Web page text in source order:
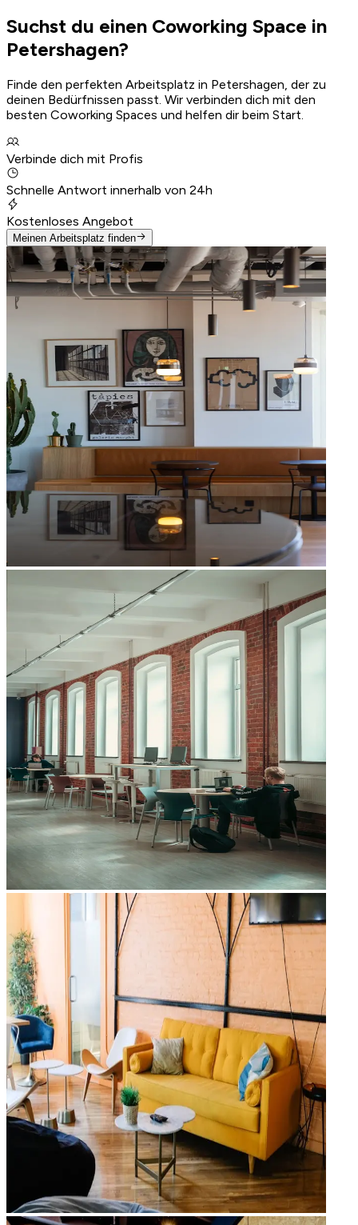
Suchst du einen Coworking Space in
Petershagen?
Finde den perfekten Arbeitsplatz in Petershagen, der zu
deinen Bedürfnissen passt. Wir verbinden dich mit den
besten Coworking Spaces und helfen dir beim Start.
Verbinde dich mit Profis
Schnelle Antwort innerhalb von 24h
Kostenloses Angebot
Meinen Arbeitsplatz finden